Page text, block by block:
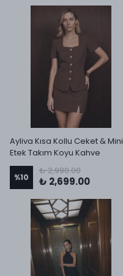
Ayliva Kısa Kollu Ceket & Mini
Etek Takım Koyu Kahve
%10
₺ 2,990.00
₺ 2,699.00